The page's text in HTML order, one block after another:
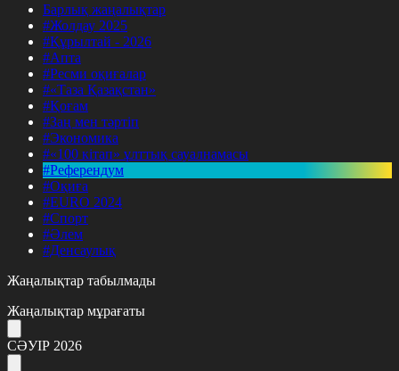
Барлық жаңалықтар
#Жолдау 2025
#Құрылтай - 2026
#Апта
#Ресми оқиғалар
#«Таза Қазақстан»
#Қоғам
#Заң мен тәртіп
#Экономика
#«100 кітап» ұлттық сауалнамасы
#Референдум
#Оқиға
#EURO 2024
#Спорт
#Әлем
#Денсаулық
Жаңалықтар табылмады
Жаңалықтар мұрағаты
СӘУІР 2026